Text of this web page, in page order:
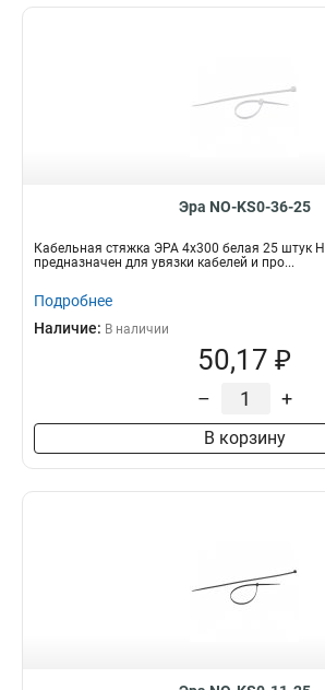
Эра NO-KS0-36-25
Кабельная стяжка ЭРА 4x300 белая 25 штук
предназначен для увязки кабелей и про...
Подробнее
Наличие: В наличии
50,17 ₽
– +
В корзину